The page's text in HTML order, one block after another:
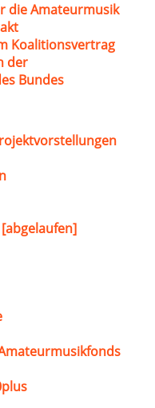
die Amateurmusik
Koalitionsvertrag
der
Bundes
[abgelaufen]